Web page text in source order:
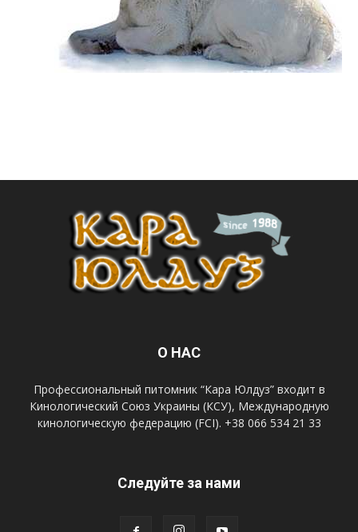
О НАС
Профессиональный питомник “Кара Юлдуз” входит в
Кинологический Союз Украины (КСУ), Международную
кинологическую федерацию (FCI). +38 066 534 21 33
Следуйте за нами